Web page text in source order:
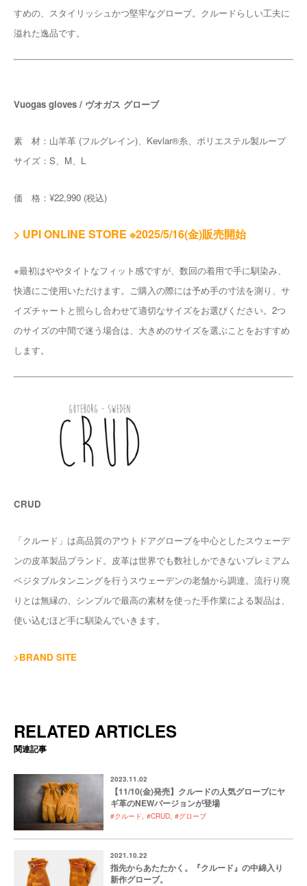
すめの、スタイリッシュかつ堅牢なグローブ。クルードらしい工夫に
溢れた逸品です。
Vuogas gloves / ヴオガス グローブ
素 材：山羊革 (フルグレイン)、Kevlar®︎糸、ポリエステル製ループ
サイズ：S、M、L
価 格：¥22,990 (税込)
> UPI ONLINE STORE ※2025/5/16(金)販売開始
※最初はややタイトなフィット感ですが、数回の着用で手に馴染み、
快適にご使用いただけます。ご購入の際には予め手の寸法を測り、サ
イズチャートと照らし合わせて適切なサイズをお選びください。2つ
のサイズの中間で迷う場合は、大きめのサイズを選ぶことをおすすめ
します。
CRUD
「クルード」は高品質のアウトドアグローブを中心としたスウェーデ
ンの皮革製品ブランド。皮革は世界でも数社しかできないプレミアム
ベジタブルタンニングを行うスウェーデンの老舗から調達。流行り廃
りとは無縁の、シンプルで最高の素材を使った手作業による製品は、
使い込むほど手に馴染んでいきます。
>BRAND SITE
RELATED ARTICLES
関連記事
2023.11.02
【11/10(金)発売】クルードの人気グローブにヤ
ギ革のNEWバージョンが登場
#クルード #CRUD #グローブ
2021.10.22
指先からあたたかく。『クルード』の中綿入り
新作グローブ。